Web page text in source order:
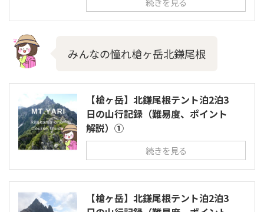
みんなの憧れ槍ヶ岳北鎌尾根
【槍ヶ岳】北鎌尾根テント泊2泊3
日の山行記録（難易度、ポイント
解説）①
続きを見る
【槍ヶ岳】北鎌尾根テント泊2泊3